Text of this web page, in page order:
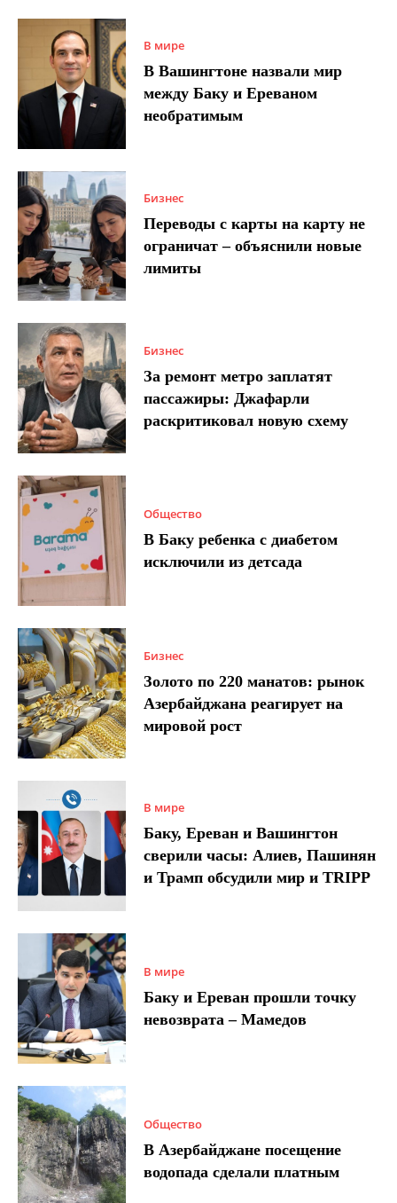
В мире
В Вашингтоне назвали мир
между Баку и Ереваном
необратимым
Бизнес
Переводы с карты на карту не
ограничат – объяснили новые
лимиты
Бизнес
За ремонт метро заплатят
пассажиры: Джафарли
раскритиковал новую схему
Общество
В Баку ребенка с диабетом
исключили из детсада
Бизнес
Золото по 220 манатов: рынок
Азербайджана реагирует на
мировой рост
В мире
Баку, Ереван и Вашингтон
сверили часы: Алиев, Пашинян
и Трамп обсудили мир и TRIPP
В мире
Баку и Ереван прошли точку
невозврата – Мамедов
Общество
В Азербайджане посещение
водопада сделали платным